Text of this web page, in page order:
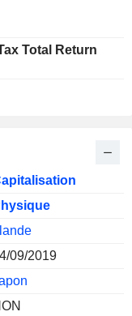
Total Return
09/2019